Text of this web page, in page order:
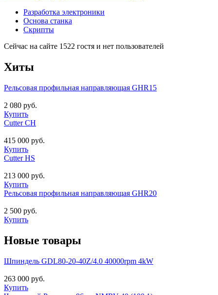
Разработка электроники
Основа станка
Скрипты
Сейчас на сайте 1522 гостя и нет пользователей
Хиты
Рельсовая профильная направляющая GHR15
2 080 руб.
Купить
Cutter CH
415 000 руб.
Купить
Cutter HS
213 000 руб.
Купить
Рельсовая профильная направляющая GHR20
2 500 руб.
Купить
Новые товары
Шпиндель GDL80-20-40Z/4.0 40000rpm 4kW
263 000 руб.
Купить